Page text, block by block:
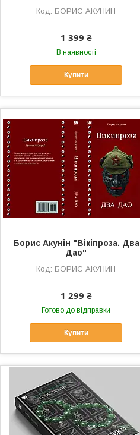
БОРИС АКУНИН
1 399 ₴
В наявності
Купити
Борис Акунін "Вікіпроза. Два
Дао"
БОРИС АКУНИН
1 299 ₴
Готово до відправки
Купити